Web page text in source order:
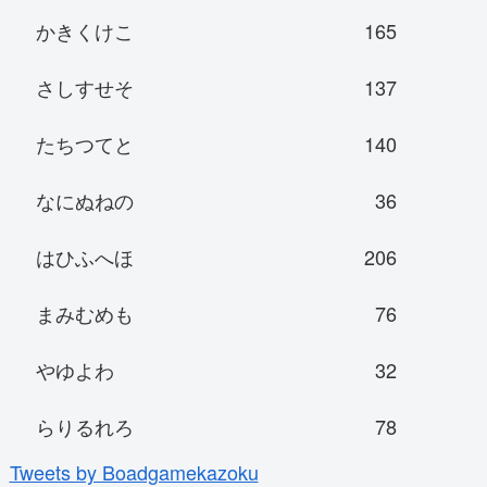
かきくけこ
165
さしすせそ
137
たちつてと
140
なにぬねの
36
はひふへほ
206
まみむめも
76
やゆよわ
32
らりるれろ
78
Tweets by Boadgamekazoku